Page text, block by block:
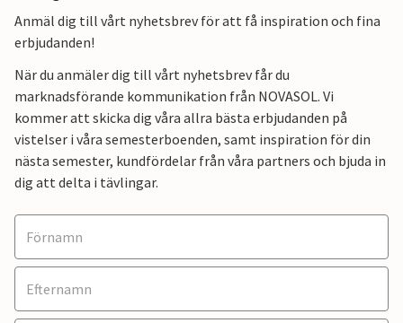
Anmäl dig till vårt nyhetsbrev för att få inspiration och fina
erbjudanden!
När du anmäler dig till vårt nyhetsbrev får du
marknadsförande kommunikation från NOVASOL. Vi
kommer att skicka dig våra allra bästa erbjudanden på
vistelser i våra semesterboenden, samt inspiration för din
nästa semester, kundfördelar från våra partners och bjuda in
dig att delta i tävlingar.